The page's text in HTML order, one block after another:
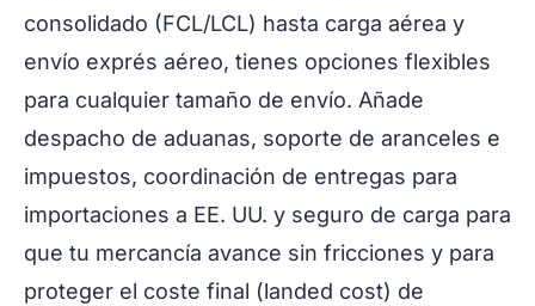
consolidado (FCL/LCL) hasta carga aérea y
envío exprés aéreo, tienes opciones flexibles
para cualquier tamaño de envío. Añade
despacho de aduanas, soporte de aranceles e
impuestos, coordinación de entregas para
importaciones a EE. UU. y seguro de carga para
que tu mercancía avance sin fricciones y para
proteger el coste final (landed cost) de